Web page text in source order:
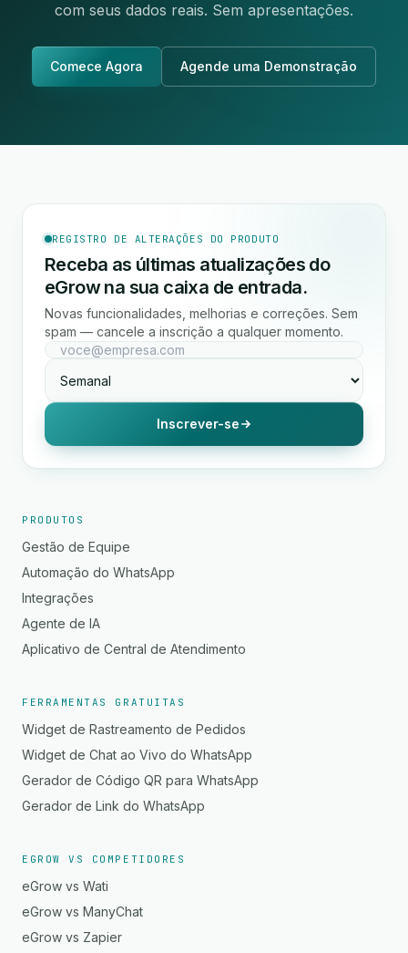
com seus dados reais. Sem apresentações.
Comece Agora Agende uma Demonstração
REGISTRO DE ALTERAÇÕES DO PRODUTO
Receba as últimas atualizações do
eGrow na sua caixa de entrada.
Novas funcionalidades, melhorias e correções. Sem
spam — cancele a inscrição a qualquer momento.
Inscrever-se
PRODUTOS
Gestão de Equipe
Automação do WhatsApp
Integrações
Agente de IA
Aplicativo de Central de Atendimento
FERRAMENTAS GRATUITAS
Widget de Rastreamento de Pedidos
Widget de Chat ao Vivo do WhatsApp
Gerador de Código QR para WhatsApp
Gerador de Link do WhatsApp
EGROW VS COMPETIDORES
eGrow vs Wati
eGrow vs ManyChat
eGrow vs Zapier